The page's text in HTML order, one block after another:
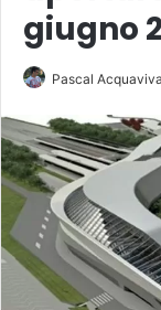
giugno
Pascal Acquaviva